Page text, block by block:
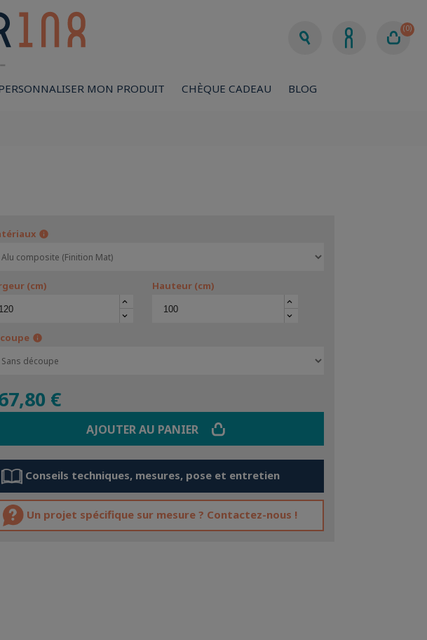
(0)
MON PRODUIT CHÈQUE CADEAU BLOG
info
(cm)
keyboard_arrow_up
keyboard_arrow_down
Hauteur (cm)
keyboard_arrow_up
keyboard_arrow_down
info
€
AJOUTER AU PANIER
Conseils techniques, mesures, pose et entretien
Un projet spécifique sur mesure ? Contactez-nous !